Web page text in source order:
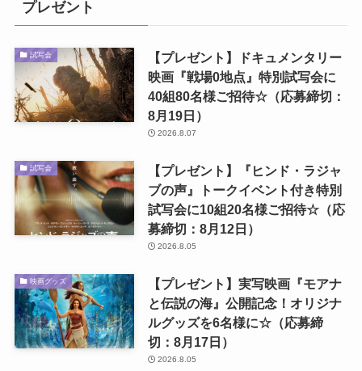
プレゼント
試写会
【プレゼント】ドキュメンタリー
映画『戦場0地点』特別試写会に
40組80名様ご招待☆（応募締切：
8月19日）
2026.8.07
試写会
【プレゼント】『ヒンド・ラジャ
ブの声』トークイベント付き特別
試写会に10組20名様ご招待☆（応
募締切：8月12日）
2026.8.05
映画グッズ
【プレゼント】実写映画『モアナ
と伝説の海』公開記念！オリジナ
ルグッズを6名様に☆（応募締
切：8月17日）
2026.8.05